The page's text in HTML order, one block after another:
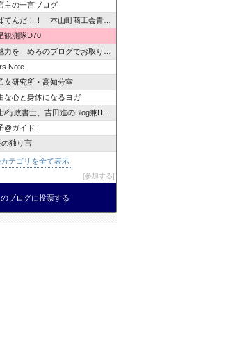
主の一言ブログ
てんだ！！ 本山町商工会青年部
観測隊D70
力を めろのブログでお取り寄せ
Note
女研究所・高知分室
な心と身体になるヨガ
政書士、吉田進のBlog兼HPへようこそ！
@ガイド !
の独り言
カテゴリを全て表示
参加する
のブログに投票する